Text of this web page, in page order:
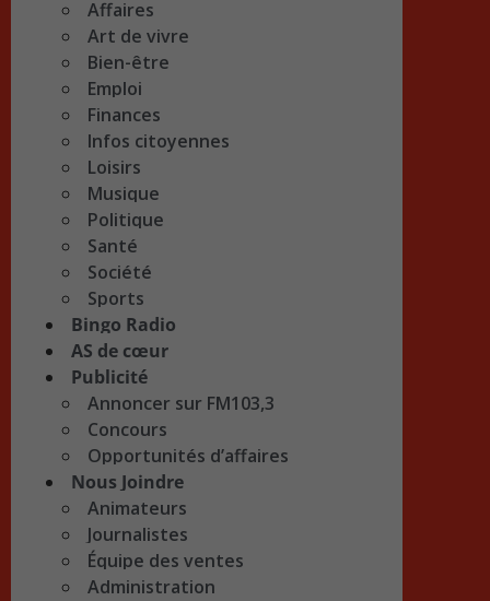
Affaires
Art de vivre
Bien-être
Emploi
Finances
Infos citoyennes
Loisirs
Musique
Politique
Santé
Société
Sports
Bingo Radio
AS de cœur
Publicité
Annoncer sur FM103,3
Concours
Opportunités d’affaires
Nous Joindre
Animateurs
Journalistes
Équipe des ventes
Administration